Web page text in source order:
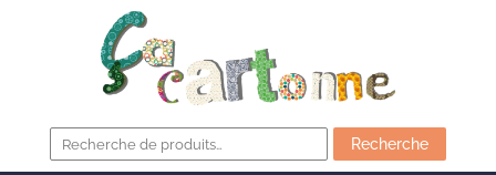
pour :
Recherche